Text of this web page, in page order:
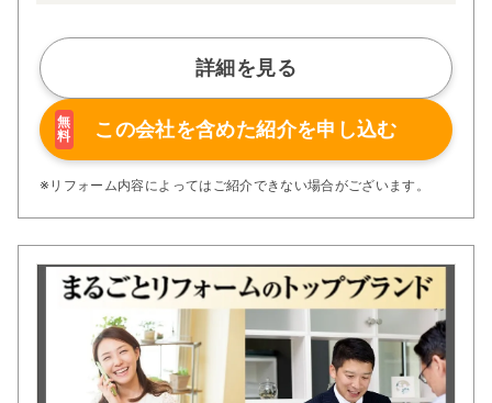
します！
詳細を見る
無
料
この会社を含めた紹介を申し込む
※リフォーム内容によってはご紹介できない場合がございます。